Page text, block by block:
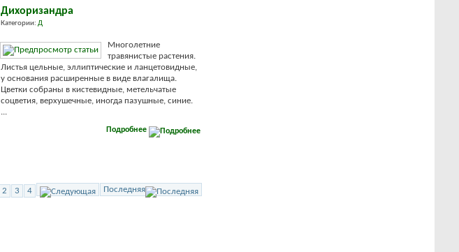
Дихоризандра
Категории: Д
Многолетние
травянистые растения.
Листья цельные, эллиптические и ланцетовидные,
у основания расширенные в виде влагалища.
Цветки собраны в кистевидные, метельчатые
соцветия, верхушечные, иногда пазушные, синие.
Подробнее
2 3 4 Последняя